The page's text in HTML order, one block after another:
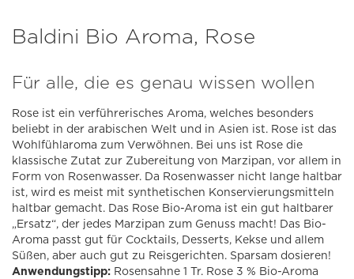
Baldini Bio Aroma, Rose
Für alle, die es genau wissen wollen
Rose ist ein verführerisches Aroma, welches besonders
beliebt in der arabischen Welt und in Asien ist. Rose ist das
Wohlfühlaroma zum Verwöhnen. Bei uns ist Rose die
klassische Zutat zur Zubereitung von Marzipan, vor allem in
Form von Rosenwasser. Da Rosenwasser nicht lange haltbar
ist, wird es meist mit synthetischen Konservierungsmitteln
haltbar gemacht. Das Rose Bio-Aroma ist ein gut haltbarer
„Ersatz“, der jedes Marzipan zum Genuss macht! Das Bio-
Aroma passt gut für Cocktails, Desserts, Kekse und allem
Süßen, aber auch gut zu Reisgerichten. Sparsam dosieren!
Anwendungstipp: Rosensahne 1 Tr. Rose 3 % Bio-Aroma